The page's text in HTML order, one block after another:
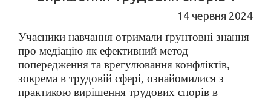
14 червня 2024
Учасники навчання отримали ґрунтовні знання
про медіацію як ефективний метод
попередження та врегулювання конфліктів,
зокрема в трудовій сфері, ознайомилися з
практикою вирішення трудових спорів в